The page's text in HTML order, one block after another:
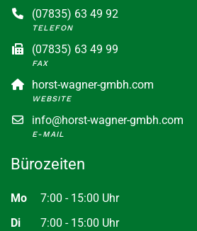
(07835) 63 49 92
TELEFON
(07835) 63 49 99
FAX
horst-wagner-gmbh.com
WEBSITE
info@horst-wagner-gmbh.com
E-MAIL
Bürozeiten
Mo
7:00 - 15:00 Uhr
Di
7:00 - 15:00 Uhr